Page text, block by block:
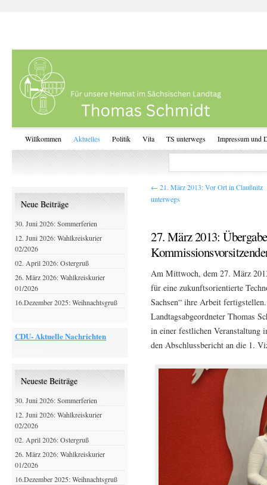
Willkommen Aktuelles Politik Vita TS unterwegs Impressum und
← 21. März 2013: Vor Ort in Claußnitz
unterwegs
27. März 2013:
Am Mittwoch, dem 27. März
für eine zukunftsorientierte
Sachsen“ ihre Arbeit
Landtagsabgeordneter Thomas
in einer festlichen Veranstaltung
den Abschlussbericht an die 1.
Neue Beiträge
30. Juni 2026: Sommerferien
12. Juni 2026: Wahlkreiskurier
02/2026
02. April 2026: Ostergruß
26. März 2026: Wahlkreiskurier
01/2026
16.Dezember 2025: Weihnachtsgruß
CDU- Aktuelle Nachrichten
Neueste Beiträge
30. Juni 2026: Sommerferien
12. Juni 2026: Wahlkreiskurier
02/2026
02. April 2026: Ostergruß
26. März 2026: Wahlkreiskurier
01/2026
16.Dezember 2025: Weihnachtsgruß